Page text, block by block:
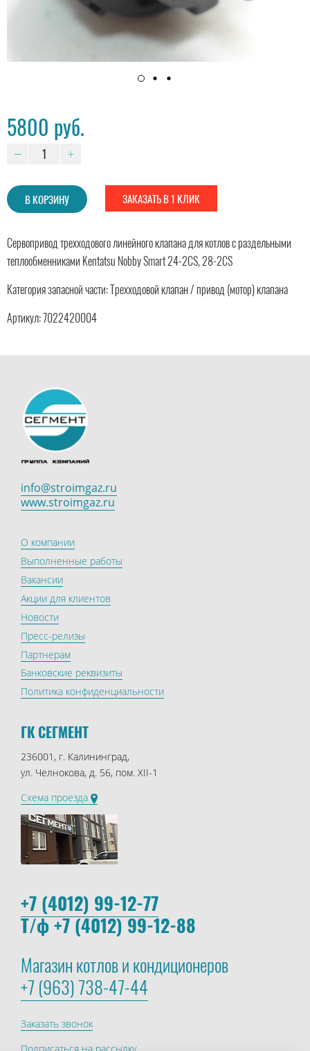
5800 руб.
В КОРЗИНУ ЗАКАЗАТЬ В 1 КЛИК
Сервопривод трехходового линейного клапана для котлов с раздельными
теплообменниками Kentatsu Nobby Smart 24-2CS, 28-2CS
Категория запасной части: Трехходовой клапан / привод (мотор) клапана
Артикул: 7022420004
info@stroimgaz.ru
www.stroimgaz.ru
О компании
Выполненные работы
Вакансии
Акции для клиентов
Новости
Пресс-релизы
Партнерам
Банковские реквизиты
Политика конфиденциальности
ГК СЕГМЕНТ
236001, г. Калининград,
ул. Челнокова, д. 56, пом. XII-1
Схема проезда
+7 (4012) 99-12-77
Т/ф +7 (4012) 99-12-88
Магазин котлов и кондиционеров
+7 (963) 738-47-44
Заказать звонок
Подписаться на рассылку